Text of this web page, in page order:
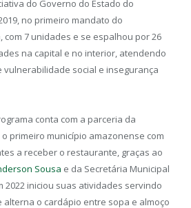
do Governo do Estado do
no primeiro mandato do
com 7 unidades e se espalhou por 26
na capital e no interior, atendendo
vulnerabilidade social e insegurança
conta com a parceria da
primeiro município amazonense com
a receber o restaurante, graças ao
Sousa e da Secretária Municipal
2022 iniciou suas atividades servindo
o cardápio entre sopa e almoço